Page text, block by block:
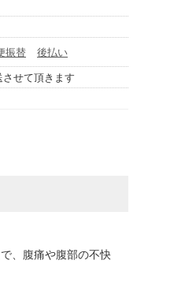
振替
後払い
せて頂きます
、腹痛や腹部の不快